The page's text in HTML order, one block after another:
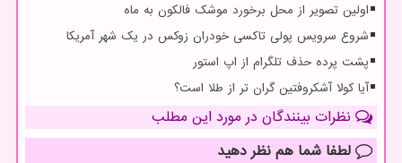
اولین تصویر از محل برخورد موشک فالکون به ماه
شروع سرویس پولی تاکسی خودران زوکس در یک شهر آمریکا
پشت پرده حذف تلگرام از اپ استور
آیا کولا آشکروفتین گران تر از طلا است؟
نظرات بینندگان در مورد این مطلب
لطفا شما هم نظر دهید